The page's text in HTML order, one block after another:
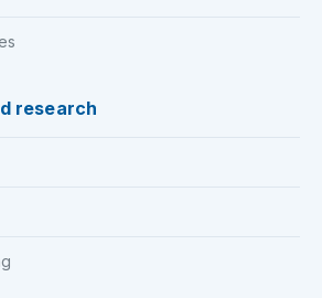
research